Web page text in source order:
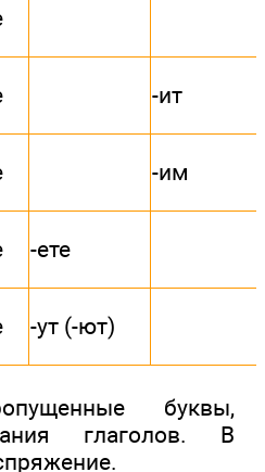
-ит
-им
-ете
-ут (-ют)
буквы,
глаголов. В